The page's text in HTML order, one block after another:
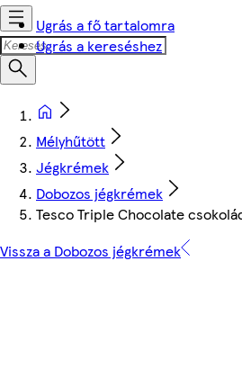
Ugrás a fő tartalomra
Ugrás a kereséshez
Mélyhűtött
Jégkrémek
Dobozos jégkrémek
Tesco Triple Chocolate
Vissza a Dobozos jégkrémek